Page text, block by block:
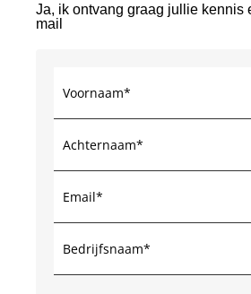
Ja, ik ontvang graag jullie kennis
mail